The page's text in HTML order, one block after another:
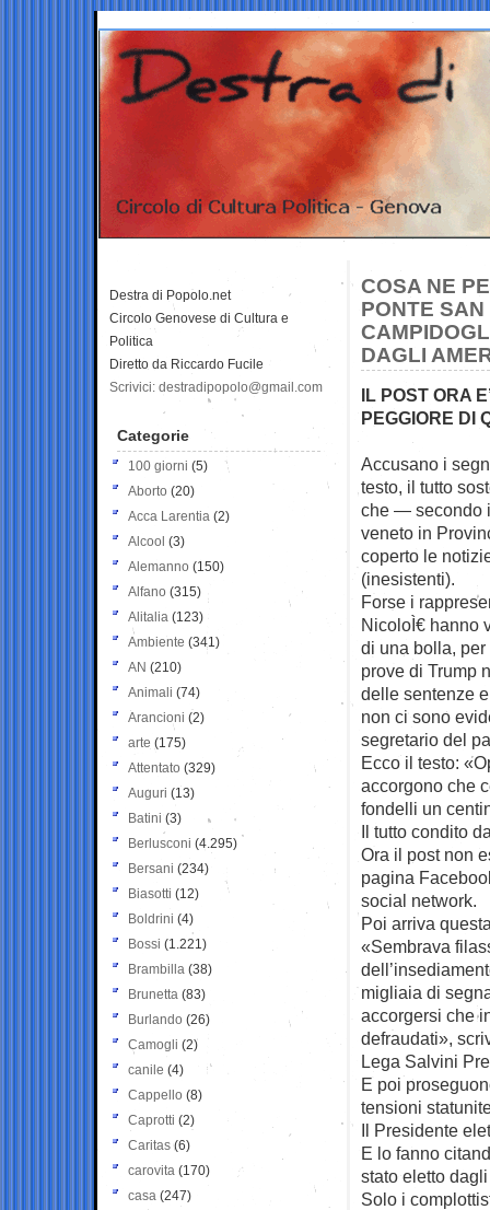
COSA NE
PONTE SAN
DAGLI
IL POST ORA
PEGGIORE DI
Accusano i
testo, il tutto
che — secondo
veneto in
coperto le
(inesistenti).
Forse i
NicoloÌ€ hanno
di una bolla,
prove di Trump
delle sentenze
non ci sono
segretario del
Ecco il testo:
accorgono che
fondelli un
Il tutto condito
Ora il post non
pagina
social network.
Poi arriva
«Sembrava
migliaia di
accorgersi che
defraudati»,
Lega Salvini
E poi
tensioni
Il Presidente
E lo fanno
stato eletto
Solo i
Destra di Popolo.net
Circolo Genovese di Cultura e
Politica
Diretto da Riccardo Fucile
Scrivici: destradipopolo@gmail.com
Categorie
100 giorni (5)
Aborto (20)
Acca Larentia (2)
Alcool (3)
Alemanno (150)
Alfano (315)
Alitalia (123)
Ambiente (341)
AN (210)
Animali (74)
Arancioni (2)
arte (175)
Attentato (329)
Auguri (13)
Batini (3)
Berlusconi (4.295)
Bersani (234)
Biasotti (12)
Boldrini (4)
Bossi (1.221)
Brambilla (38)
Brunetta (83)
Burlando (26)
Camogli (2)
canile (4)
Cappello (8)
Caprotti (2)
Caritas (6)
carovita (170)
casa (247)